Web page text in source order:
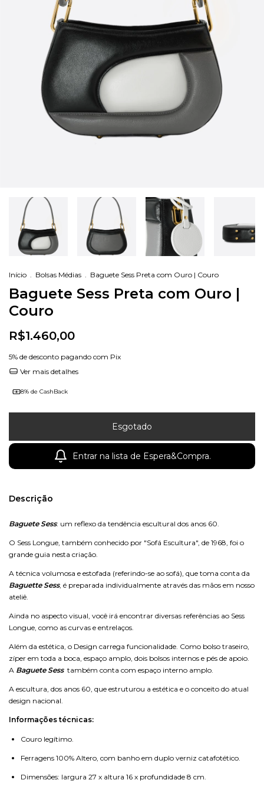
Início Bolsas Médias Baguete Sess Preta com Ouro | Couro
Baguete Sess Preta com Ouro |
Couro
R$1.460,00
5% de desconto pagando com Pix
Ver mais detalhes
8% de CashBack
Entrar na lista de Espera&Compra.
Descrição
Baguete Sess: um reflexo da tendência escultural dos anos 60.
O Sess Longue, também conhecido por "Sofá Escultura", de 1968, foi o
grande guia nesta criação.
A técnica volumosa e estofada (referindo-se ao sofá), que toma conta da
Baguette Sess, é preparada individualmente através das mãos em nosso
ateliê.
Ainda no aspecto visual, você irá encontrar diversas referências ao Sess
Longue, como as curvas e entrelaços.
Além da estética, o Design carrega funcionalidade. Como bolso traseiro,
zíper em toda a boca, espaço amplo, dois bolsos internos e pés de apoio.
A Baguete Sess também conta com espaço interno amplo.
A escultura, dos anos 60, que estruturou a estética e o conceito do atual
design nacional.
Informações técnicas:
Couro legítimo.
Ferragens 100% Altero, com banho em duplo verniz catafotético.
Dimensões: largura 27 x altura 16 x profundidade 8 cm.